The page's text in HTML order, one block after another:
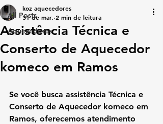
All Posts
Aquecedores
Assistência Técnica e
Conserto de Aquecedor
komeco em Ramos
koz aquecedores
31 de mar. 2 min de leitura
Se você busca assistência Técnica e
Conserto de Aquecedor komeco em
Ramos, oferecemos atendimento